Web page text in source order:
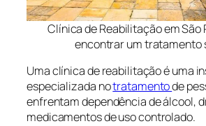
Clínica de Reabilitação em São
encontrar um tratamento
Uma clínica de reabilitação é uma
especializada notratamentode
enfrentam dependência de álcool,
medicamentos de uso controlado.